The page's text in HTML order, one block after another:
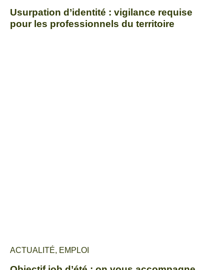
Usurpation d’identité : vigilance requise
pour les professionnels du territoire
ACTUALITÉ, EMPLOI